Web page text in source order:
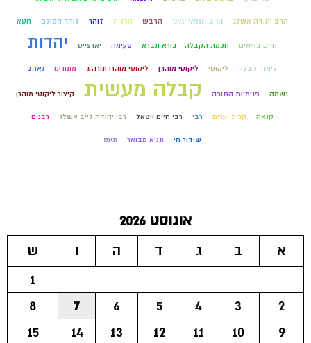
הרב יהודה אשלג הרב יוחאי ימיני הרבש הרזיה זוהר זוהר הסולם חטא
חיים בריאים חכמת הקבלה - בורא ונברא טעימה יארצייט יהדות
לימוד קבלה ליקוטי ליקוטי מוהרן ליקוטי מוהרן תורה ג מתורתו נאהב
נשמה פנימיות התורה קבלה מעשית קיצור ליקוטי מוהרן
קנאה קרית יערים רבי רבי חיים ויטאל רבי יהודה לייב אשלג רבנים
שידור חי תניא מבואר תעס
אוגוסט 2026
א
ב ג ד ה ו
ש
1
2
3
4
5
6
7
8
9
10
11
12
13
14
15